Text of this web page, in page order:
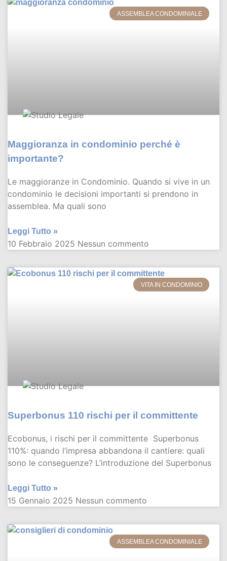
ASSEMBLEA CONDOMINIALE
Maggioranza in condominio perché è
importante?
Le maggioranze in Condominio. Quando si vive in un
condominio le decisioni importanti si prendono in
assemblea. Ma quali sono
Leggi Tutto »
10 Febbraio 2025 Nessun commento
VITA IN CONDOMINIO
Superbonus 110 rischi per il committente
Ecobonus, i rischi per il committente Superbonus
110%: quando l’impresa abbandona il cantiere: quali
sono le conseguenze? L’introduzione del Superbonus
Leggi Tutto »
15 Gennaio 2025 Nessun commento
ASSEMBLEA CONDOMINIALE